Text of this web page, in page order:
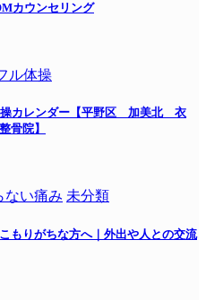
カウンセリング
ル体操
操カレンダー【平野区 加美北 衣
院】
ない痛み 未分類
もりがちな方へ｜外出や人との交流